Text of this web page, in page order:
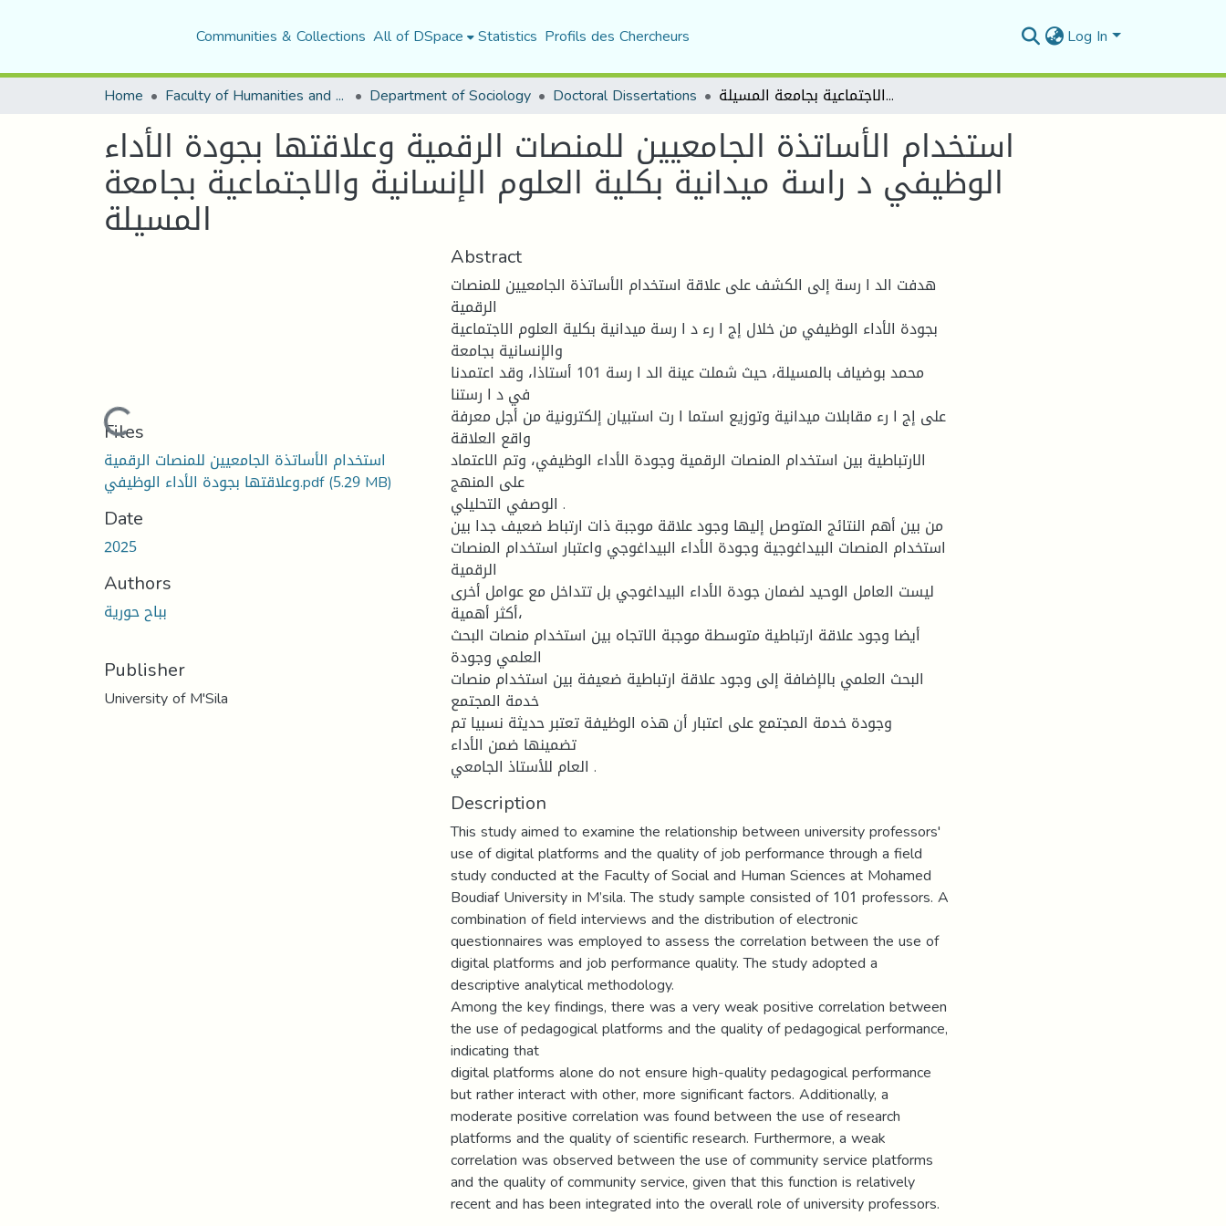
Communities & Collections All of DSpace Statistics Profils des Chercheurs Log In
Home Faculty of Humanities and Social Sciences Department of Sociology Doctoral Dissertations استخدام الأساتذة الجامعيين للمنصات الرقمية وعلاقتها بجودة الأداء الوظيفي د راسة ميدانية بكلية العلوم الإنسانية والاجتماعية بجامعة المسيلة
استخدام الأساتذة الجامعيين للمنصات الرقمية وعلاقتها بجودة الأداء
الوظيفي د راسة ميدانية بكلية العلوم الإنسانية والاجتماعية بجامعة
المسيلة
Loading...
Files
استخدام الأساتذة الجامعيين للمنصات الرقمية
وعلاقتها بجودة الأداء الوظيفي.pdf(5.29 MB)
Date
2025
Authors
بباح حورية
Publisher
University of M'Sila
Abstract
هدفت الد ا رسة إلى الكشف على علاقة استخدام الأساتذة الجامعيين للمنصات
الرقمية
بجودة الأداء الوظيفي من خلال إج ا رء د ا رسة ميدانية بكلية العلوم الاجتماعية
والإنسانية بجامعة
محمد بوضياف بالمسيلة، حيث شملت عينة الد ا رسة 101 أستاذا، وقد اعتمدنا
في د ا رستنا
على إج ا رء مقابلات ميدانية وتوزيع استما ا رت استبيان إلكترونية من أجل معرفة
واقع العلاقة
الارتباطية بين استخدام المنصات الرقمية وجودة الأداء الوظيفي، وتم الاعتماد
على المنهج
الوصفي التحليلي .
من بين أهم النتائج المتوصل إليها وجود علاقة موجبة ذات ارتباط ضعيف جدا بين
استخدام المنصات البيداغوجية وجودة الأداء البيداغوجي واعتبار استخدام المنصات
الرقمية
ليست العامل الوحيد لضمان جودة الأداء البيداغوجي بل تتداخل مع عوامل أخرى
أكثر أهمية،
أيضا وجود علاقة ارتباطية متوسطة موجبة الاتجاه بين استخدام منصات البحث
العلمي وجودة
البحث العلمي بالإضافة إلى وجود علاقة ارتباطية ضعيفة بين استخدام منصات
خدمة المجتمع
وجودة خدمة المجتمع على اعتبار أن هذه الوظيفة تعتبر حديثة نسبيا تم
تضمينها ضمن الأداء
العام للأستاذ الجامعي .
Description
This study aimed to examine the relationship between university professors'
use of digital platforms and the quality of job performance through a field
study conducted at the Faculty of Social and Human Sciences at Mohamed
Boudiaf University in M’sila. The study sample consisted of 101 professors. A
combination of field interviews and the distribution of electronic
questionnaires was employed to assess the correlation between the use of
digital platforms and job performance quality. The study adopted a
descriptive analytical methodology.
Among the key findings, there was a very weak positive correlation between
the use of pedagogical platforms and the quality of pedagogical performance,
indicating that
digital platforms alone do not ensure high-quality pedagogical performance
but rather interact with other, more significant factors. Additionally, a
moderate positive correlation was found between the use of research
platforms and the quality of scientific research. Furthermore, a weak
correlation was observed between the use of community service platforms
and the quality of community service, given that this function is relatively
recent and has been integrated into the overall role of university professors.